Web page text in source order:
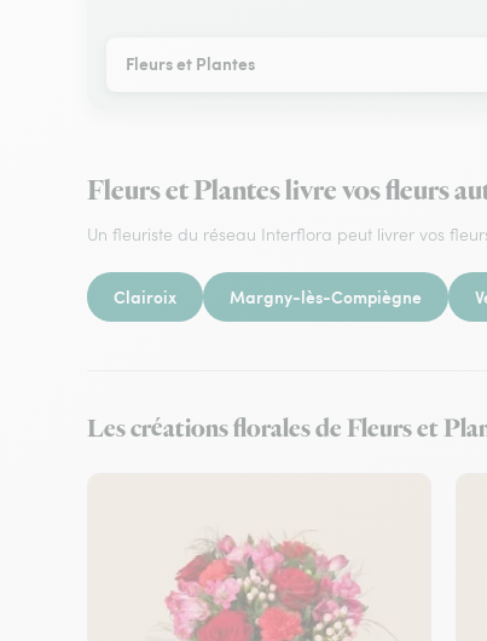
Fleurs et Plantes
Fleurs et Plantes livre vos fleurs
Un fleuriste du réseau Interflora peut livrer vos
Clairoix Margny-lès-Compiègne
Les créations florales de Fleurs et